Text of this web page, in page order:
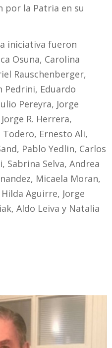
por la Patria en su
iniciativa fueron
Osuna, Carolina
Rauschenberger,
Pedrini, Eduardo
Pereyra, Jorge
R. Herrera,
Todero, Ernesto Ali,
Pablo Yedlin, Carlos
Sabrina Selva, Andrea
Micaela Moran,
Aguirre, Jorge
Aldo Leiva y Natalia